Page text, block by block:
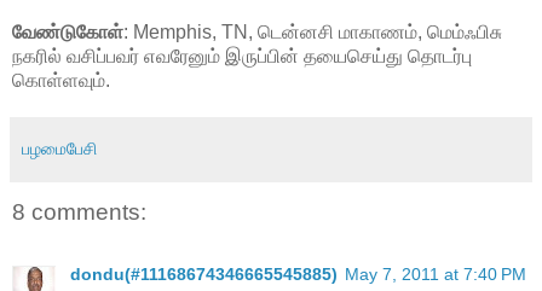
வேண்டுகோள்: Memphis, TN, டென்னசி மாகாணம், மெம்ஃபிசு
நகரில் வசிப்பவர் எவரேனும் இருப்பின் தயைசெய்து தொடர்பு
கொள்ளவும்.
பழமைபேசி
8 comments:
dondu(#11168674346665545885) May 7, 2011 at 7:40 PM